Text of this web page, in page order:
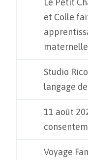
Le Petit
et Colle
Studio
langage
11 août
Voyage